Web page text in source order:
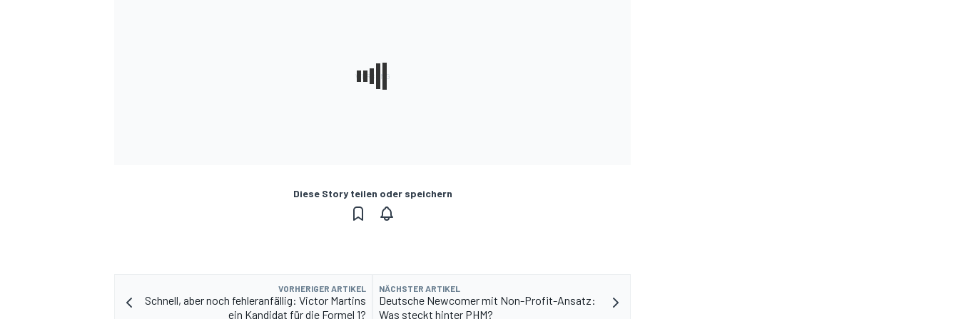
Diese Story teilen oder speichern
VORHERIGER ARTIKEL
Schnell, aber noch fehleranfällig: Victor Martins
ein Kandidat für die Formel 1?
NÄCHSTER ARTIKEL
Deutsche Newcomer mit Non-Profit-Ansatz:
Was steckt hinter PHM?